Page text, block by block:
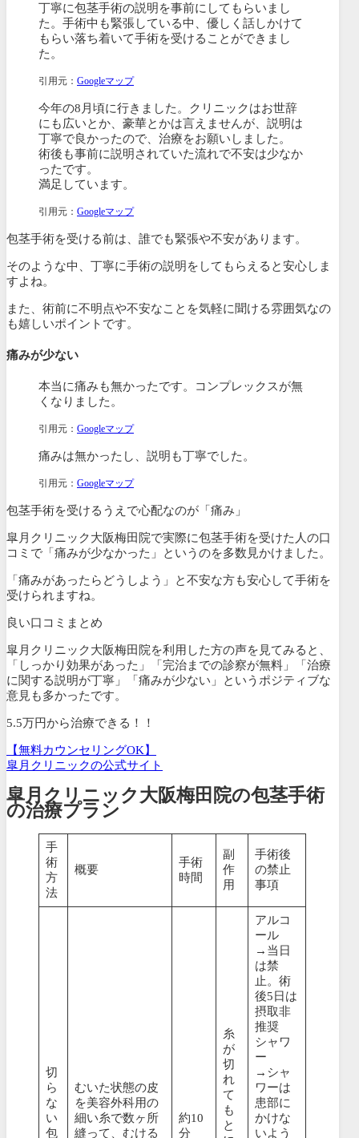
丁寧に包茎手術の説明を事前にしてもらいまし
た。手術中も緊張している中、優しく話しかけて
もらい落ち着いて手術を受けることができまし
た。
引用元： Googleマップ
今年の8月頃に行きました。クリニックはお世辞
にも広いとか、豪華とかは言えませんが、説明は
丁寧で良かったので、治療をお願いしました。
術後も事前に説明されていた流れで不安は少なか
ったです。
満足しています。
引用元： Googleマップ
包茎手術を受ける前は、誰でも緊張や不安があります。
そのような中、丁寧に手術の説明をしてもらえると安心しま
すよね。
また、術前に不明点や不安なことを気軽に聞ける雰囲気なの
も嬉しいポイントです。
痛みが少ない
本当に痛みも無かったです。コンプレックスが無
くなりました。
引用元： Googleマップ
痛みは無かったし、説明も丁寧でした。
引用元： Googleマップ
包茎手術を受けるうえで心配なのが「痛み」
皐月クリニック大阪梅田院で実際に包茎手術を受けた人の口
コミで「痛みが少なかった」というのを多数見かけました。
「痛みがあったらどうしよう」と不安な方も安心して手術を
受けられますね。
良い口コミまとめ
皐月クリニック大阪梅田院を利用した方の声を見てみると、
「しっかり効果があった」「完治までの診察が無料」「治療
に関する説明が丁寧」「痛みが少ない」というポジティブな
意見も多かったです。
5.5万円から治療できる！！
【無料カウンセリングOK】
皐月クリニックの公式サイト
皐月クリニック大阪梅田院の包茎手術
の治療プラン
手
術
方
法
概要
手術
時間
副
作
用
手術後
の禁止
事項
切
ら
な
い
包
むいた状態の皮
を美容外科用の
細い糸で数ヶ所
縫って、むける
約10
分
糸
が
切
れ
て
も
と
アルコ
ール
→当日
は禁
止。術
後5日は
摂取非
推奨
シャワ
ー
→シャ
ワーは
患部に
かけな
いよう